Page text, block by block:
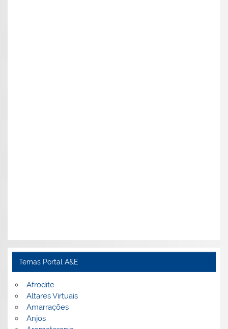
Temas Portal A&E
Afrodite
Altares Virtuais
Amarrações
Anjos